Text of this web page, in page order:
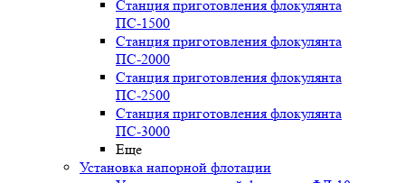
Станция приготовления флокулянта
ПС-1500
Станция приготовления флокулянта
ПС-2000
Станция приготовления флокулянта
ПС-2500
Станция приготовления флокулянта
ПС-3000
Еще
Установка напорной флотации